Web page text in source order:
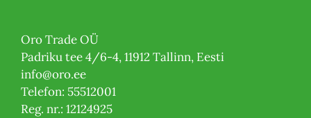
Oro Trade OÜ
Padriku tee 4/6-4, 11912 Tallinn, Eesti
info@oro.ee
Telefon: 55512001
Reg. nr.: 12124925